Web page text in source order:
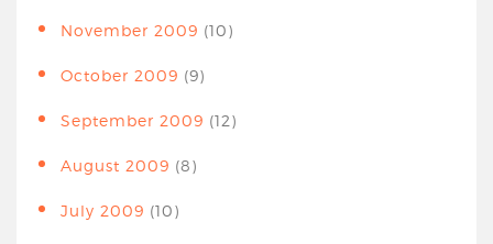
November 2009 (10)
October 2009 (9)
September 2009 (12)
August 2009 (8)
July 2009 (10)